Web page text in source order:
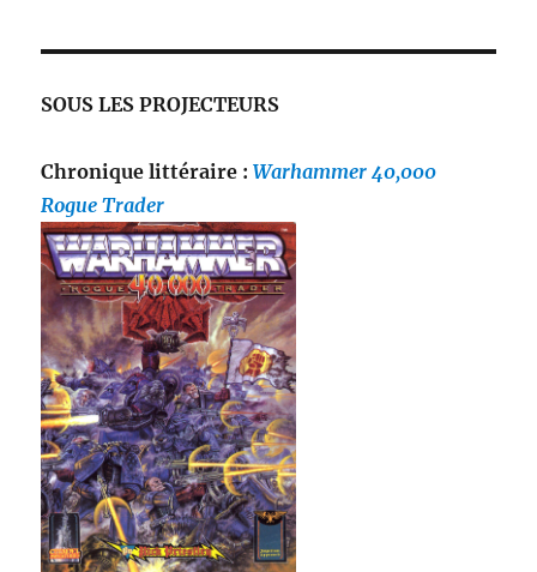
SOUS LES PROJECTEURS
Chronique littéraire :Warhammer 40,000
Rogue Trader